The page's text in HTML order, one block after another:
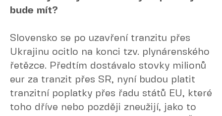
bude mít?
Slovensko se po uzavření tranzitu přes
Ukrajinu ocitlo na konci tzv. plynárenského
řetězce. Předtím dostávalo stovky milionů
eur za tranzit přes SR, nyní budou platit
tranzitní poplatky přes řadu států EU, které
toho dříve nebo později zneužijí, jako to